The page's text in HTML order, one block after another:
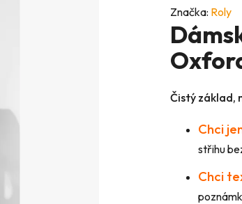
hodnocení
produktu
je
0,0
5
Značka: Roly
Čistý základ,
Chci
střihu
Chci